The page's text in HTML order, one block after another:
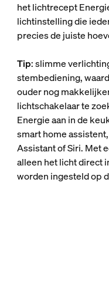
het lichtrecept
lichtinstelling die
precies de juiste
Tip: slimme
stembediening,
ouder nog
lichtschakelaar te
Energie aan in de
smart home
Assistant of Siri. Met
alleen het licht direct
worden ingesteld op